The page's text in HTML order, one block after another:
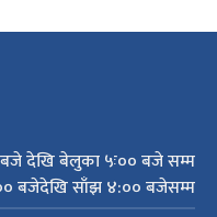
बजे देखि बेलुका ५ः०० बजे सम्म
बजेदेखि साँझ ४:०० बजेसम्म